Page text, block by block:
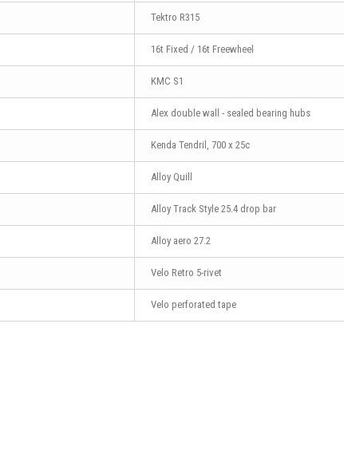
Tektro R315
16t Fixed / 16t Freewheel
KMC S1
Alex double wall - sealed bearing hubs
Kenda Tendril, 700 x 25c
Alloy Quill
Alloy Track Style 25.4 drop bar
Alloy aero 27.2
Velo Retro 5-rivet
Velo perforated tape